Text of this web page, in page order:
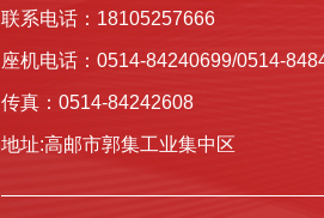
联系电话：18105257666
座机电话：0514-84240699/0514-
传真：0514-84242608
地址:高邮市郭集工业集中区